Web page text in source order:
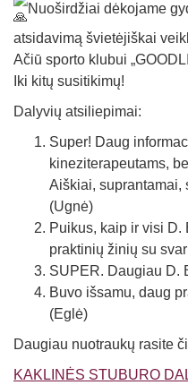
Nuoširdžiai dėkojame
atsidavimą švietėjiškai
Ačiū sporto klubui
Iki kitų susitikimų!
Dalyvių atsiliepimai:
Super! Daug
kineziterapeutams,
Aiškiai, suprantamai,
(Ugnė)
Puikus, kaip ir visi
praktinių žinių su
SUPER. Daugiau D.
Buvo išsamu, daug
(Eglė)
Daugiau nuotraukų rasite
KAKLINĖS STUBURO